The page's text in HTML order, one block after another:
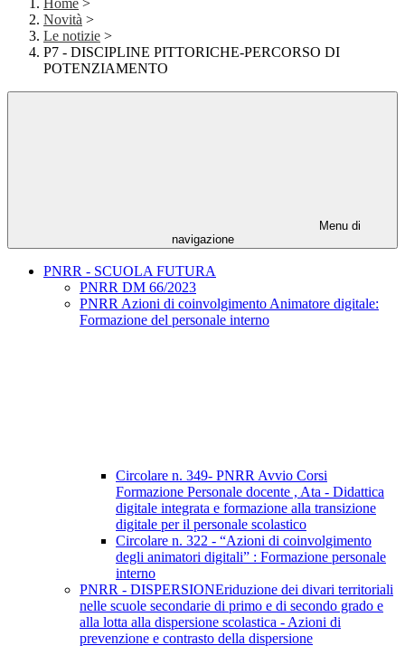
Home >
Novità >
Le notizie >
P7 - DISCIPLINE PITTORICHE-PERCORSO DI
POTENZIAMENTO
Menu di
navigazione
PNRR - SCUOLA FUTURA
PNRR DM 66/2023
PNRR Azioni di coinvolgimento Animatore digitale:
Formazione del personale interno
Circolare n. 349- PNRR Avvio Corsi
Formazione Personale docente , Ata - Didattica
digitale integrata e formazione alla transizione
digitale per il personale scolastico
Circolare n. 322 - “Azioni di coinvolgimento
degli animatori digitali” : Formazione personale
interno
PNRR - DISPERSIONEriduzione dei divari territoriali
nelle scuole secondarie di primo e di secondo grado e
alla lotta alla dispersione scolastica - Azioni di
prevenzione e contrasto della dispersione